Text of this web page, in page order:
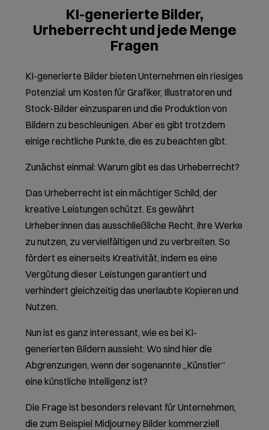
KI-generierte Bilder,
Urheberrecht und jede Menge
Fragen
KI-generierte Bilder bieten Unternehmen ein riesiges
Potenzial: um Kosten für Grafiker, Illustratoren und
Stock-Bilder einzusparen und die Produktion von
Bildern zu beschleunigen. Aber es gibt trotzdem
einige rechtliche Punkte, die es zu beachten gibt.
Zunächst einmal: Warum gibt es das Urheberrecht?
Das Urheberrecht ist ein mächtiger Schild, der
kreative Leistungen schützt. Es gewährt
Urheber:innen das ausschließliche Recht, ihre Werke
zu nutzen, zu vervielfältigen und zu verbreiten. So
fördert es einerseits Kreativität, indem es eine
Vergütung dieser Leistungen garantiert und
verhindert gleichzeitig das unerlaubte Kopieren und
Nutzen.
Nun ist es ganz interessant, wie es bei KI-
generierten Bildern aussieht: Wo sind hier die
Abgrenzungen, wenn der sogenannte „Künstler“
eine künstliche Intelligenz ist?
Die Frage ist besonders relevant für Unternehmen,
die zum Beispiel Midjourney Bilder kommerziell